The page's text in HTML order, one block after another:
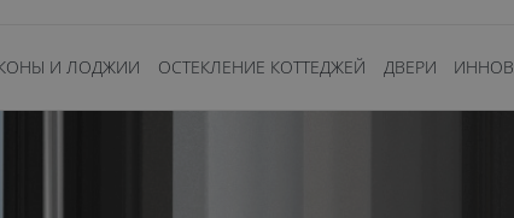
И ЛОДЖИИ ОСТЕКЛЕНИЕ КОТТЕДЖЕЙ ДВЕРИ